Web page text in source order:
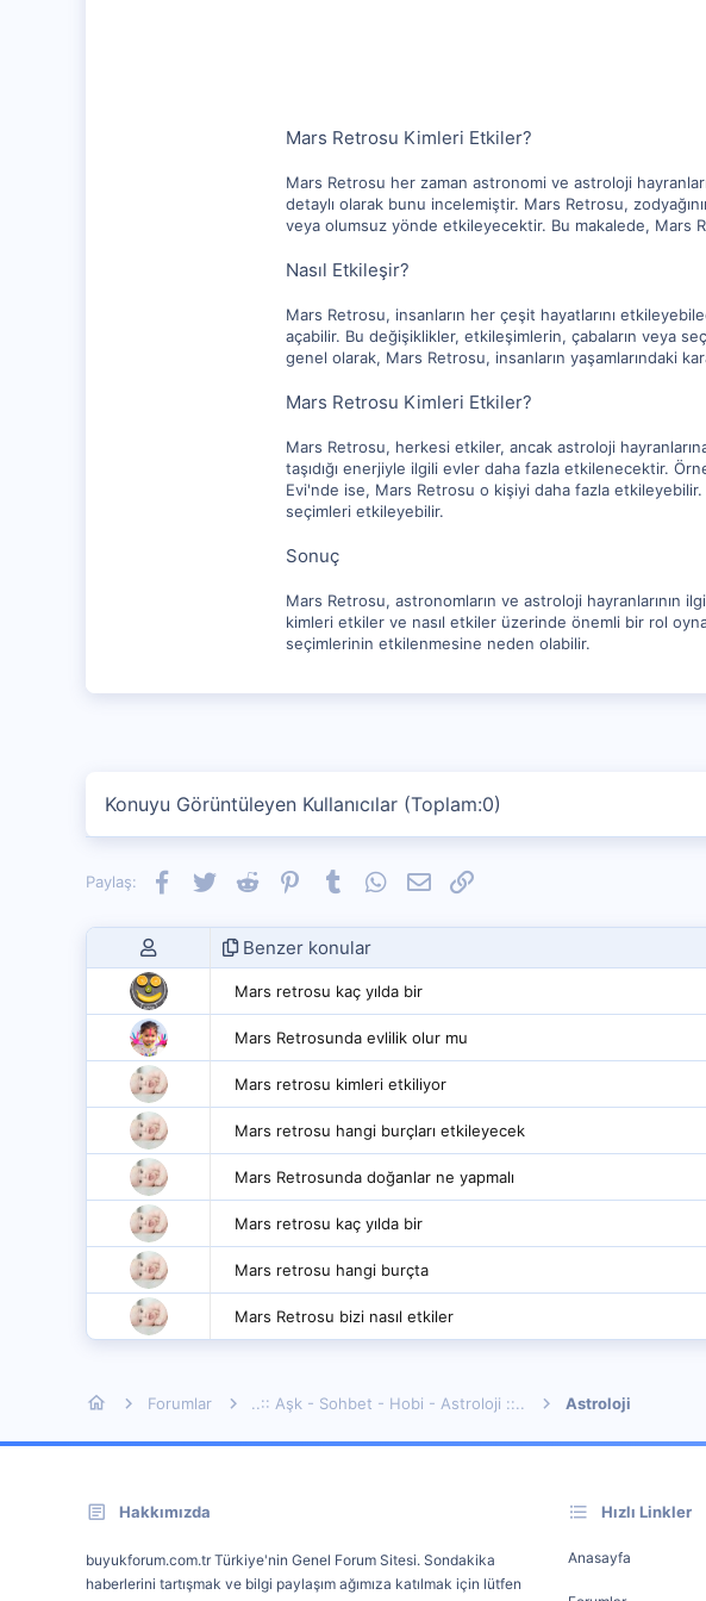
Mars Retrosu Kimleri Etkiler?
Mars Retrosu her zaman astronomi ve astroloji
detaylı olarak bunu incelemiştir. Mars Retrosu,
veya olumsuz yönde etkileyecektir. Bu makalede, Mars
Nasıl Etkileşir?
Mars Retrosu, insanların her çeşit hayatlarını
açabilir. Bu değişiklikler, etkileşimlerin, çabaların veya
genel olarak, Mars Retrosu, insanların yaşamlarındaki
Mars Retrosu Kimleri Etkiler?
Mars Retrosu, herkesi etkiler, ancak astroloji
taşıdığı enerjiyle ilgili evler daha fazla etkilenecektir.
Evi'nde ise, Mars Retrosu o kişiyi daha fazla
seçimleri etkileyebilir.
Sonuç
Mars Retrosu, astronomların ve astroloji hayranlarının
kimleri etkiler ve nasıl etkiler üzerinde önemli bir rol
seçimlerinin etkilenmesine neden olabilir.
Konuyu Görüntüleyen Kullanıcılar (Toplam:0)
Paylaş: Facebook
TwitterReddit PinterestTumblrWhatsApp
E-postaLink
Benzer konular
Mars retrosu kaç yılda bir
Mars Retrosunda evlilik olur mu
Mars retrosu kimleri etkiliyor
Mars retrosu hangi burçları etkileyecek
Mars Retrosunda doğanlar ne yapmalı
Mars retrosu kaç yılda bir
Mars retrosu hangi burçta
Mars Retrosu bizi nasıl etkiler
Forumlar ..:: Aşk - Sohbet - Hobi - Astroloji ::.. Astroloji
Hakkımızda
buyukforum.com.tr Türkiye'nin Genel Forum Sitesi. Sondakika
haberlerini tartışmak ve bilgi paylaşım ağımıza katılmak için lütfen
Hızlı Linkler
Anasayfa